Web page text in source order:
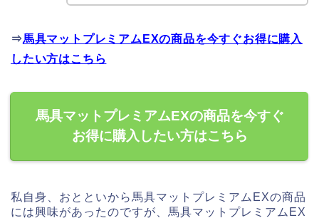
⇒馬具マットプレミアムEXの商品を今すぐお得に購入
したい方はこちら
馬具マットプレミアムEXの商品を今すぐ
お得に購入したい方はこちら
私自身、おとといから馬具マットプレミアムEXの商品
には興味があったのですが、馬具マットプレミアムEX